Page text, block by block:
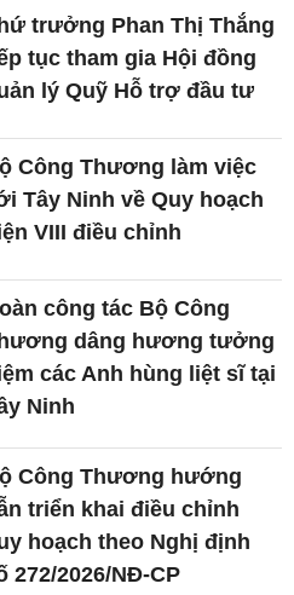
trưởng Phan Thị Thắng
tục tham gia Hội đồng
lý Quỹ Hỗ trợ đầu tư
Công Thương làm việc
Tây Ninh về Quy hoạch
VIII điều chỉnh
công tác Bộ Công
dâng hương tưởng
các Anh hùng liệt sĩ tại
Ninh
Công Thương hướng
triển khai điều chỉnh
hoạch theo Nghị định
272/2026/NĐ-CP